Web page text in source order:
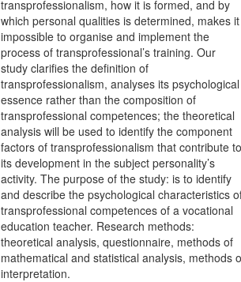
transprofessionalism, how it is formed, and by
which personal qualities is determined, makes it
impossible to organise and implement the
process of transprofessional’s training. Our
study clarifies the definition of
transprofessionalism, analyses its psychological
essence rather than the composition of
transprofessional competences; the theoretical
analysis will be used to identify the component
factors of transprofessionalism that contribute to
its development in the subject personality’s
activity. The purpose of the study: is to identify
and describe the psychological characteristics
transprofessional competences of a vocational
education teacher. Research methods:
theoretical analysis, questionnaire, methods of
mathematical and statistical analysis, methods
interpretation.